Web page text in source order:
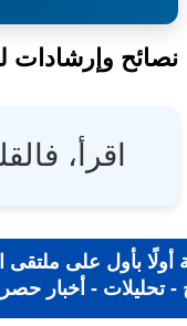
وإرشادات
اقرأ،
بأول على ملتقى
- تحليلات - أخبار